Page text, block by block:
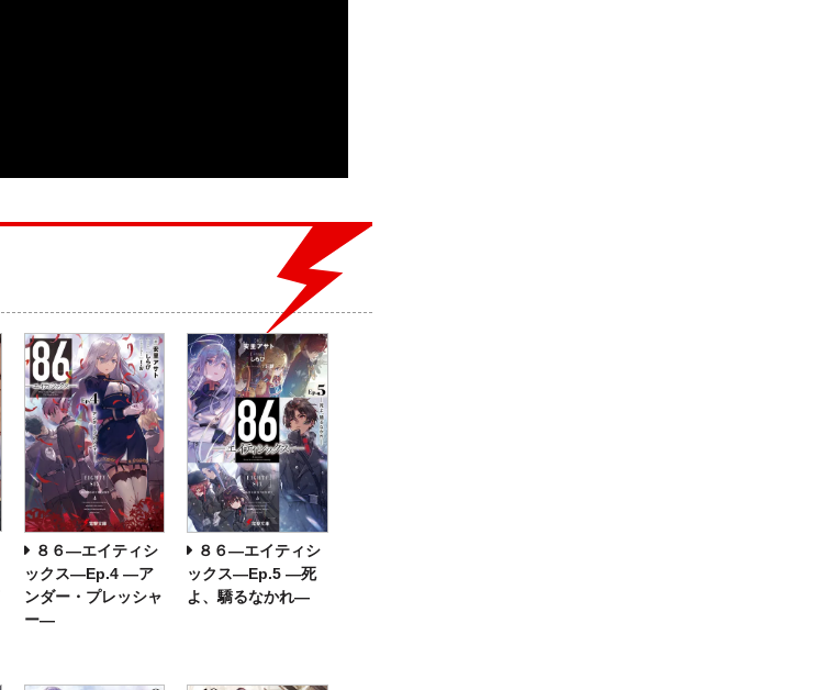
８６―エイティシ
ックス―Ep.4 ―ア
ンダー・プレッシャ
ー―
８６―エイティシ
ックス―Ep.5 ―死
よ、驕るなかれ―